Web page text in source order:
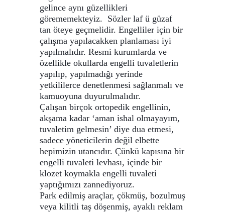
gelince aynı güzellikleri
görememekteyiz. Sözler laf ü güzaf
tan öteye geçmelidir. Engelliler için bir
çalışma yapılacakken planlaması iyi
yapılmalıdır. Resmi kurumlarda ve
özellikle okullarda engelli tuvaletlerin
yapılıp, yapılmadığı yerinde
yetkililerce denetlenmesi sağlanmalı ve
kamuoyuna duyurulmalıdır.
Çalışan birçok ortopedik engellinin,
akşama kadar ‘aman ishal olmayayım,
tuvaletim gelmesin’ diye dua etmesi,
sadece yöneticilerin değil elbette
hepimizin utancıdır. Çünkü kapısına bir
engelli tuvaleti levhası, içinde bir
klozet koymakla engelli tuvaleti
yaptığımızı zannediyoruz.
Park edilmiş araçlar, çökmüş, bozulmuş
veya kilitli taş döşenmiş, ayaklı reklam